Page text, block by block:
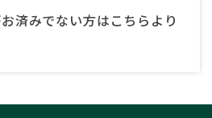
済みでない方はこちらより